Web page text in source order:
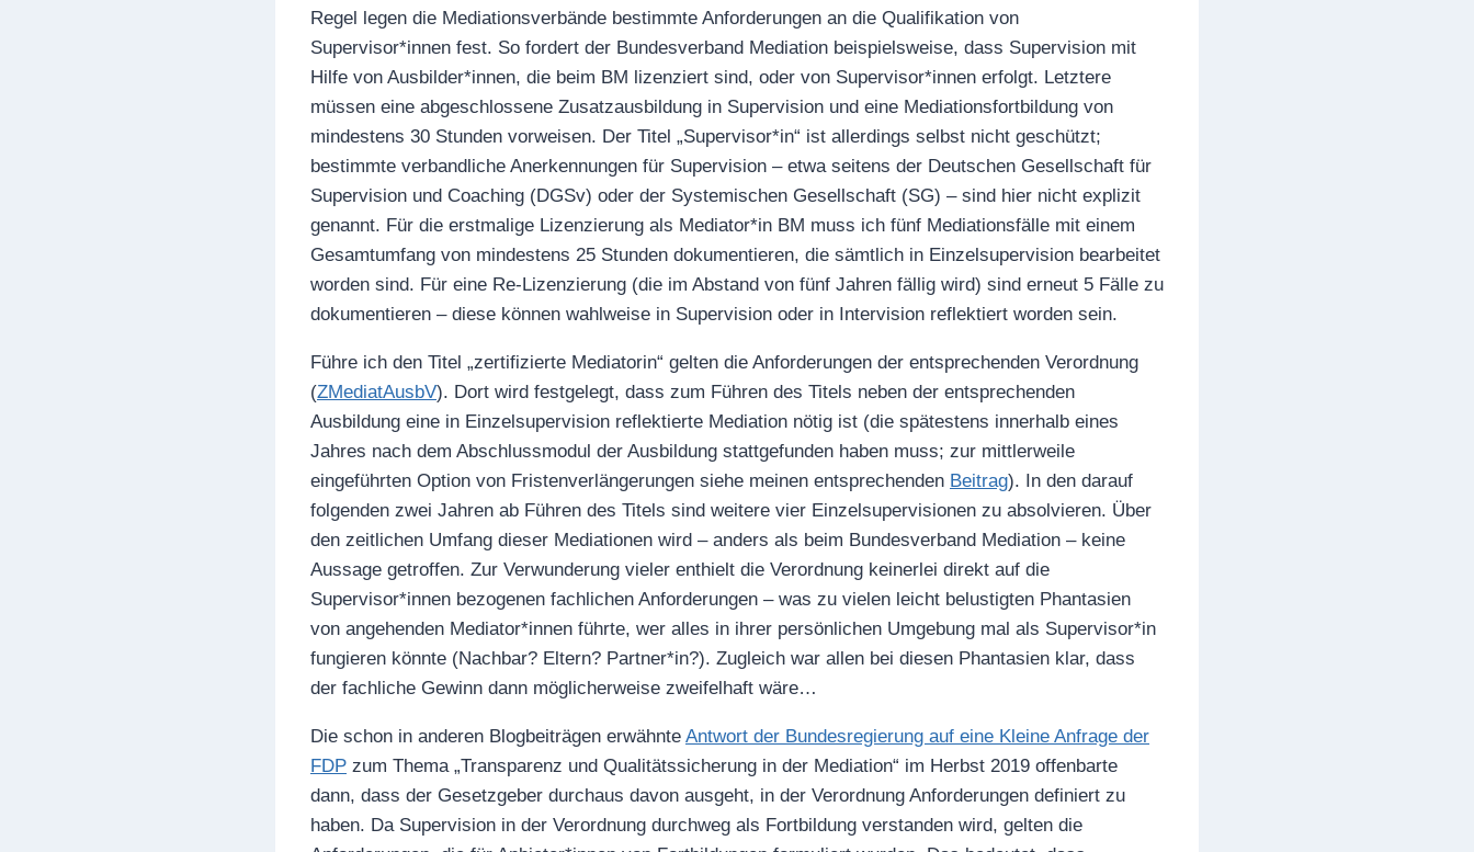
Regel legen die Mediationsverbände bestimmte Anforderungen an die Qualifikation von
Supervisor*innen fest. So fordert der Bundesverband Mediation beispielsweise, dass Supervision mit
Hilfe von Ausbilder*innen, die beim BM lizenziert sind, oder von Supervisor*innen erfolgt. Letztere
müssen eine abgeschlossene Zusatzausbildung in Supervision und eine Mediationsfortbildung von
mindestens 30 Stunden vorweisen. Der Titel „Supervisor*in“ ist allerdings selbst nicht geschützt;
bestimmte verbandliche Anerkennungen für Supervision – etwa seitens der Deutschen Gesellschaft für
Supervision und Coaching (DGSv) oder der Systemischen Gesellschaft (SG) – sind hier nicht explizit
genannt. Für die erstmalige Lizenzierung als Mediator*in BM muss ich fünf Mediationsfälle mit einem
Gesamtumfang von mindestens 25 Stunden dokumentieren, die sämtlich in Einzelsupervision bearbeitet
worden sind. Für eine Re-Lizenzierung (die im Abstand von fünf Jahren fällig wird) sind erneut 5 Fälle zu
dokumentieren – diese können wahlweise in Supervision oder in Intervision reflektiert worden sein.
Führe ich den Titel „zertifizierte Mediatorin“ gelten die Anforderungen der entsprechenden Verordnung
(ZMediatAusbV). Dort wird festgelegt, dass zum Führen des Titels neben der entsprechenden
Ausbildung eine in Einzelsupervision reflektierte Mediation nötig ist (die spätestens innerhalb eines
Jahres nach dem Abschlussmodul der Ausbildung stattgefunden haben muss; zur mittlerweile
eingeführten Option von Fristenverlängerungen siehe meinen entsprechenden Beitrag). In den darauf
folgenden zwei Jahren ab Führen des Titels sind weitere vier Einzelsupervisionen zu absolvieren. Über
den zeitlichen Umfang dieser Mediationen wird – anders als beim Bundesverband Mediation – keine
Aussage getroffen. Zur Verwunderung vieler enthielt die Verordnung keinerlei direkt auf die
Supervisor*innen bezogenen fachlichen Anforderungen – was zu vielen leicht belustigten Phantasien
von angehenden Mediator*innen führte, wer alles in ihrer persönlichen Umgebung mal als Supervisor*in
fungieren könnte (Nachbar? Eltern? Partner*in?). Zugleich war allen bei diesen Phantasien klar, dass
der fachliche Gewinn dann möglicherweise zweifelhaft wäre…
Die schon in anderen Blogbeiträgen erwähnte Antwort der Bundesregierung auf eine Kleine Anfrage der
FDP zum Thema „Transparenz und Qualitätssicherung in der Mediation“ im Herbst 2019 offenbarte
dann, dass der Gesetzgeber durchaus davon ausgeht, in der Verordnung Anforderungen definiert zu
haben. Da Supervision in der Verordnung durchweg als Fortbildung verstanden wird, gelten die